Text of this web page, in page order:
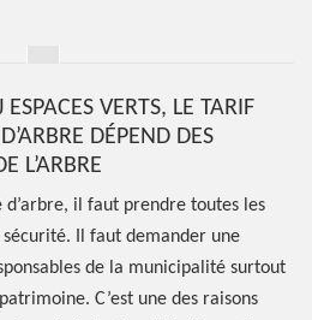
ESPACES VERTS, LE TARIF
DÉPEND DES
L’ARBRE
il faut prendre toutes les
Il faut demander une
de la municipalité surtout
C’est une des raisons